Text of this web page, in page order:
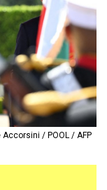
/ POOL / AFP